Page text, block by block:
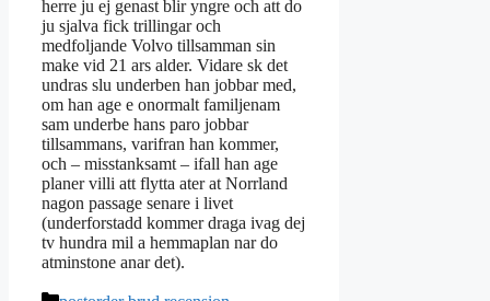
herre ju ej genast blir yngre och att do
ju sjalva fick trillingar och
medfoljande Volvo tillsamman sin
make vid 21 ars alder. Vidare sk det
undras slu underben han jobbar med,
om han age e onormalt familjenam
sam underbe hans paro jobbar
tillsammans, varifran han kommer,
och – misstanksamt – ifall han age
planer villi att flytta ater at Norrland
nagon passage senare i livet
(underforstadd kommer draga ivag dej
tv hundra mil a hemmaplan nar do
atminstone anar det).